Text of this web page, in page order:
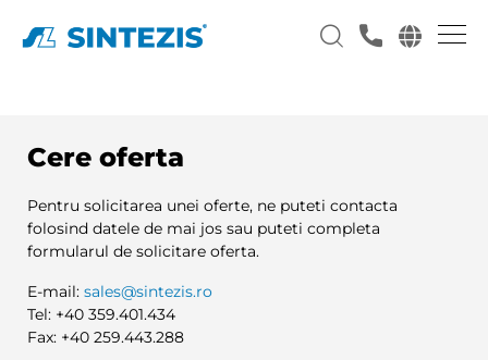
Cere oferta
Pentru solicitarea unei oferte, ne puteti contacta
folosind datele de mai jos sau puteti completa
formularul de solicitare oferta.
E-mail: sales@sintezis.ro
Tel: +40 359.401.434
Fax: +40 259.443.288